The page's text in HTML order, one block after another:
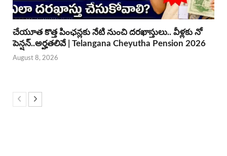
చేయూత కొత్త పింఛన్లకు నేటి నుంచి దరఖాస్తులు.. వీళ్లకు నో
పెన్షన్..అర్హతలివే | Telangana Cheyutha Pension 2026
August 8, 2026